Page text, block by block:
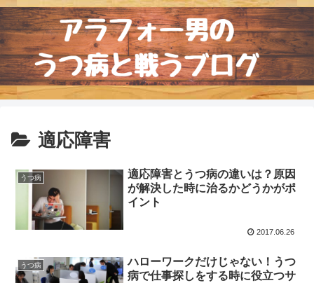
適応障害
うつ病
適応障害とうつ病の違いは？原因
が解決した時に治るかどうかがポ
イント
2017.06.26
うつ病
ハローワークだけじゃない！うつ
病で仕事探しをする時に役立つサ